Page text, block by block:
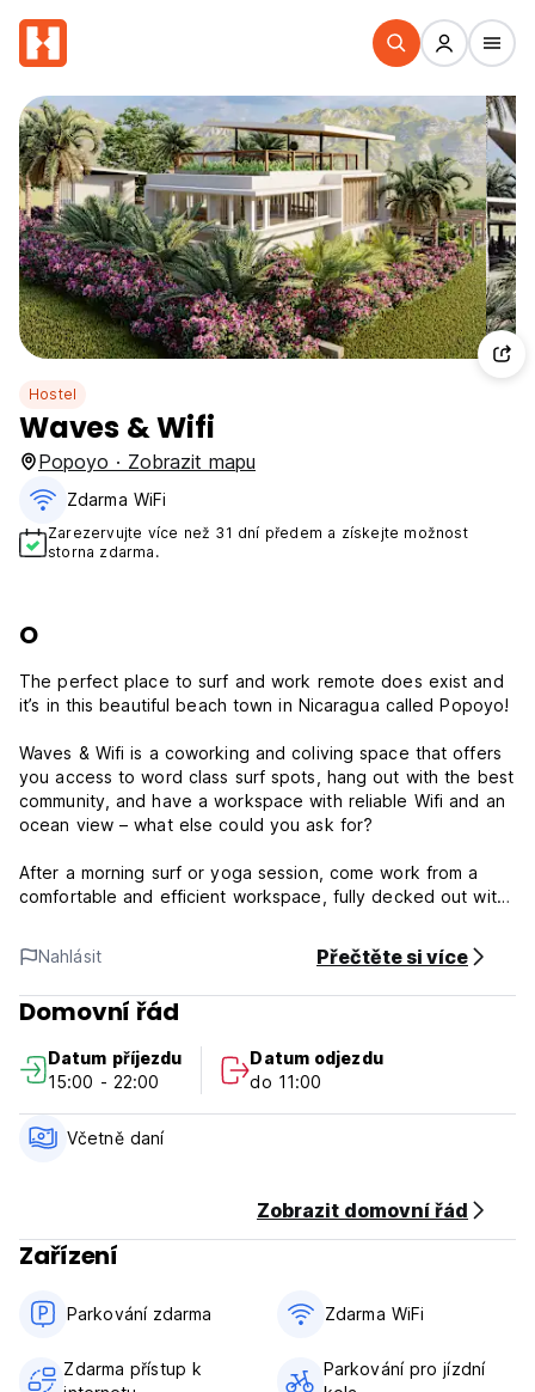
Hostel
Waves & Wifi
Popoyo · Zobrazit mapu
Zdarma WiFi
Zarezervujte více než 31 dní předem a získejte možnost
storna zdarma.
O
The perfect place to surf and work remote does exist and
it’s in this beautiful beach town in Nicaragua called Popoyo!
Waves & Wifi is a coworking and coliving space that offers
you access to word class surf spots, hang out with the best
community, and have a workspace with reliable Wifi and an
ocean view – what else could you ask for?
After a morning surf or yoga session, come work from a
comfortable and efficient workspace, fully decked out with
bags, call booths, and reliable wifi. It´s the perfect place to
get work done and meet other digital nomads.
Waves & Wifi Policy and Conditions:
Cancellation Policy: 30 days before arrival. In case of a late
cancellation or No Show, you will be charged the full
amount of your deposit. Cancellation before 30 days, the
full deposit is refunded.
Payment upon arrival by cash, credit and debit card
Breakfast not included
Reception from 8.00 to 22.00
Nahlásit Přečtěte si více
Domovní řád
Datum příjezdu
15:00 - 22:00
Datum odjezdu
do 11:00
Včetně daní
Zobrazit domovní řád
Zařízení
Parkování zdarma Zdarma WiFi
Zdarma přístup k
Parkování pro jízdní